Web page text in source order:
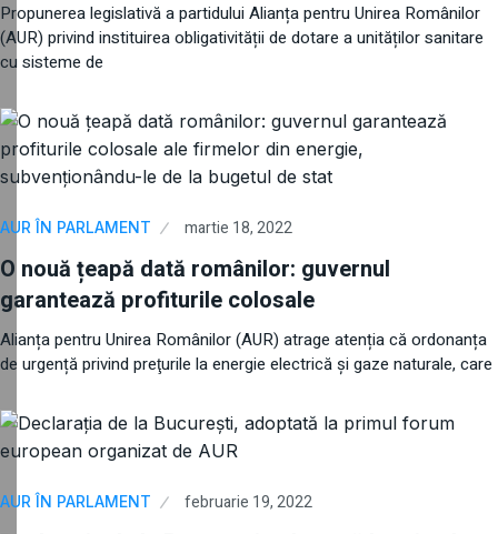
Propunerea legislativă a partidului Alianța pentru Unirea Românilor
(AUR) privind instituirea obligativității de dotare a unităților sanitare
cu sisteme de
AUR ÎN PARLAMENT martie 18, 2022
O nouă țeapă dată românilor: guvernul
garantează profiturile colosale
Alianța pentru Unirea Românilor (AUR) atrage atenția că ordonanța
de urgență privind preţurile la energie electrică şi gaze naturale, care
AUR ÎN PARLAMENT februarie 19, 2022